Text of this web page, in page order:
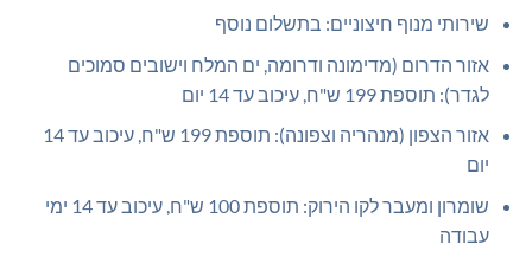
שירותי מנוף חיצוניים: בתשלום נוסף
אזור הדרום (מדימונה ודרומה, ים המלח וישובים סמוכים
לגדר): תוספת 199 ש"ח, עיכוב עד 14 יום
אזור הצפון (מנהריה וצפונה): תוספת 199 ש"ח, עיכוב עד 14
יום
שומרון ומעבר לקו הירוק: תוספת 100 ש"ח, עיכוב עד 14 ימי
עבודה